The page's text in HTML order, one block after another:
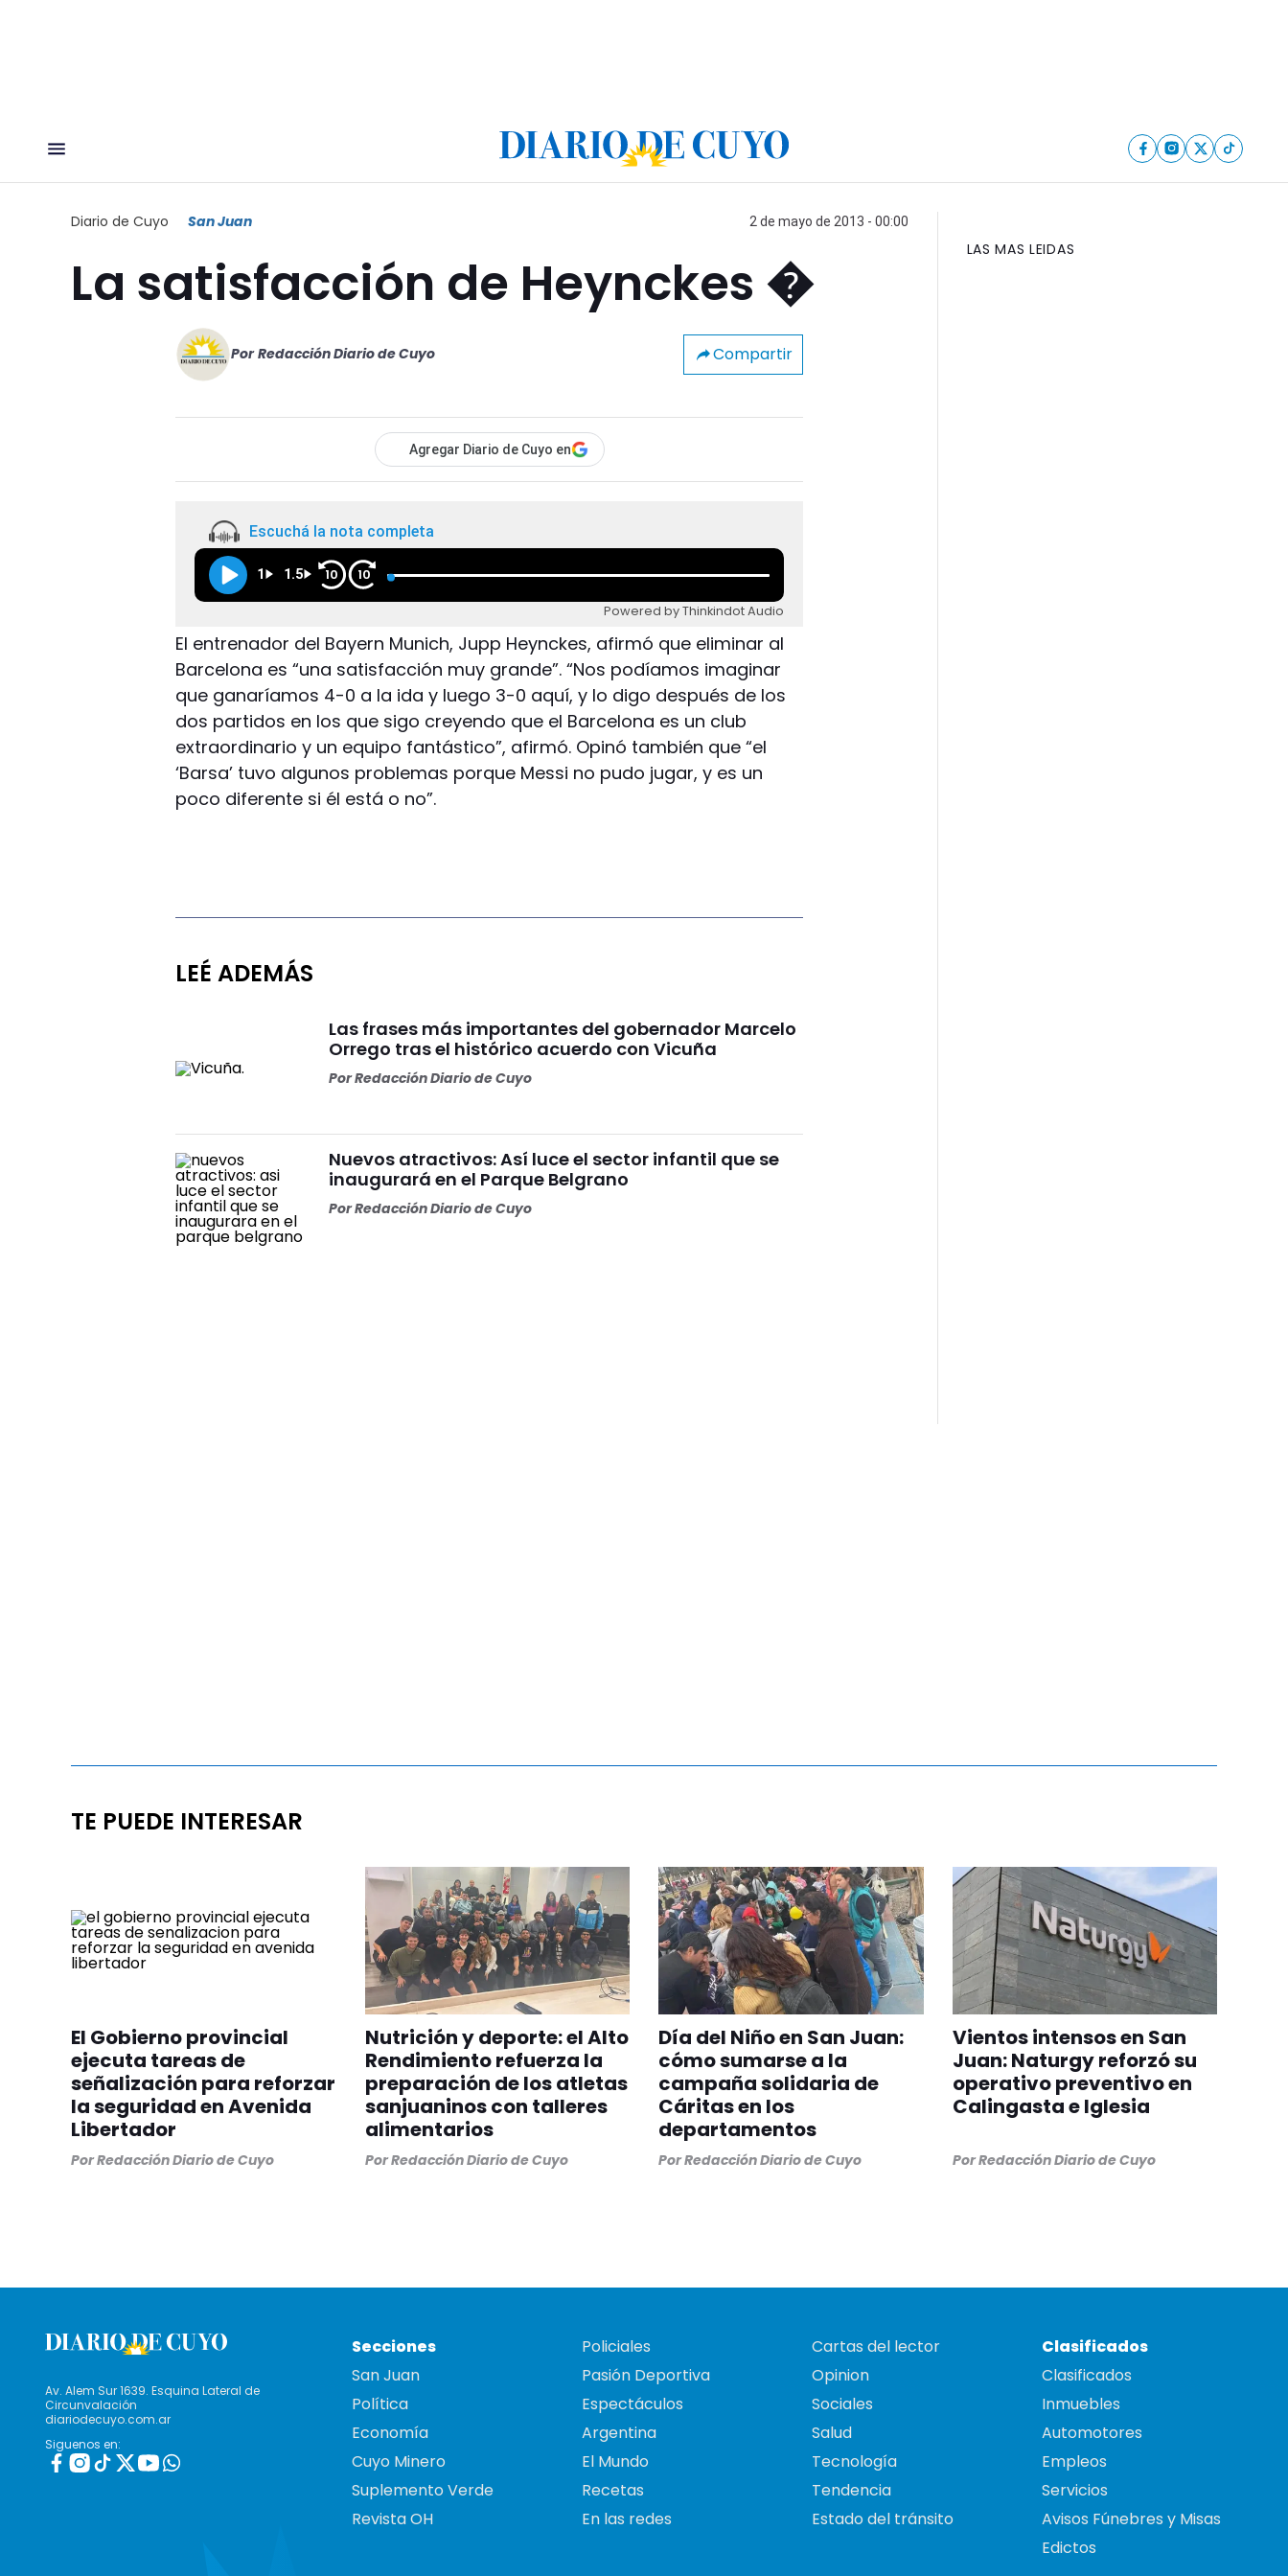
Diario de Cuyo San Juan 2 de mayo de 2013 - 00:00
La satisfacción de Heynckes �
Por Redacción Diario de Cuyo Compartir
Agregar Diario de Cuyo en
Escuchá la nota completa
1 1.5 10 10
Powered by Thinkindot Audio
El entrenador del Bayern Munich, Jupp Heynckes, afirmó que eliminar al
Barcelona es “una satisfacción muy grande”. “Nos podíamos imaginar
que ganaríamos 4-0 a la ida y luego 3-0 aquí, y lo digo después de los
dos partidos en los que sigo creyendo que el Barcelona es un club
extraordinario y un equipo fantástico”, afirmó. Opinó también que “el
‘Barsa’ tuvo algunos problemas porque Messi no pudo jugar, y es un
poco diferente si él está o no”.
LEÉ ADEMÁS
Las frases más importantes del gobernador Marcelo
Orrego tras el histórico acuerdo con Vicuña
PorRedacción Diario de Cuyo
Nuevos atractivos: Así luce el sector infantil que se
inaugurará en el Parque Belgrano
PorRedacción Diario de Cuyo
LAS MAS LEIDAS
TE PUEDE INTERESAR
El Gobierno provincial
ejecuta tareas de
señalización para reforzar
la seguridad en Avenida
Libertador
PorRedacción Diario de Cuyo
Nutrición y deporte: el Alto
Rendimiento refuerza la
preparación de los atletas
sanjuaninos con talleres
alimentarios
PorRedacción Diario de Cuyo
Día del Niño en San Juan:
cómo sumarse a la
campaña solidaria de
Cáritas en los
departamentos
PorRedacción Diario de Cuyo
Vientos intensos en San
Juan: Naturgy reforzó su
operativo preventivo en
Calingasta e Iglesia
PorRedacción Diario de Cuyo
Av. Alem Sur 1639. Esquina Lateral de
Circunvalación
diariodecuyo.com.ar
Siguenos en:
Secciones
San Juan
Política
Economía
Cuyo Minero
Suplemento Verde
Revista OH
Policiales
Pasión Deportiva
Espectáculos
Argentina
El Mundo
Recetas
En las redes
Cartas del lector
Opinion
Sociales
Salud
Tecnología
Tendencia
Estado del tránsito
Clasificados
Clasificados
Inmuebles
Automotores
Empleos
Servicios
Avisos Fúnebres y Misas
Edictos